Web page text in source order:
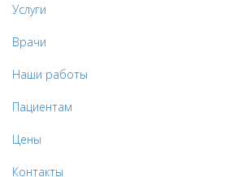
Услуги
Врачи
Наши работы
Пациентам
Цены
Контакты